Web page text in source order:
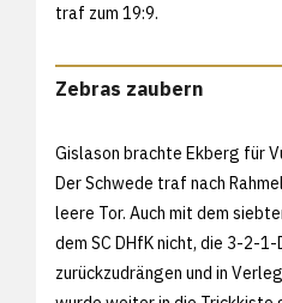
traf zum 19:9.
Zebras zaubern
Gislason brachte Ekberg für
Der Schwede traf nach
leere Tor. Auch mit dem
dem SC DHfK nicht, die 3-2-
zurückzudrängen und in